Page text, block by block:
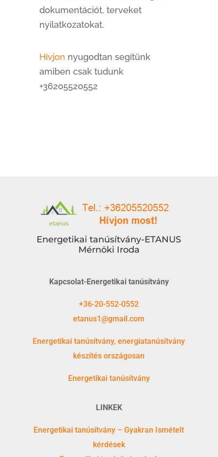
dokumentációt, terveket
nyilatkozatokat.
Hívjon nyugodtan segítünk
amiben csak tudunk
+36205520552
Energetikai tanúsítvány-ETANUS
Mérnöki Iroda
Kapcsolat-Energetikai tanúsítvány
+36-20-552-0552
etanus1@gmail.com
Energetikai tanúsítvány, energiatanúsítvány
készítés országosan
Energetikai tanúsítvány
LINKEK
Energetikai tanúsítvány – Gyakran Ismételt
kérdések